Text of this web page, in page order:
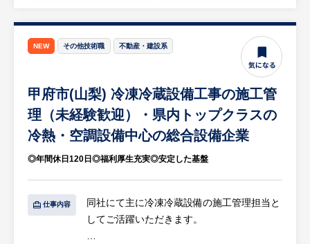
【HUREX求人担当コメント】
山梨県で冷凍・空調設備の設計施工から24時
間保守までを一括手掛ける地域密着型の総合
設備会社で、特許取得の遠隔監視システムな
ど独自DX技術を活かした高い保守対応力と
いう特徴があり、脱フロンや電気代高騰に対
応する省エネ提案で高い信頼を得ている点に
魅力がある企業です。年間休日120日あり社
員を大切にする風土が根付いているため福利
NEW その他技術職 不動産・建設系
甲府市(山梨) 冷凍冷蔵設備工事の施工管
理（未経験歓迎）・県内トップクラスの
冷熱・空調設備中心の総合設備企業
◎年間休日120日◎福利厚生充実◎安定した基盤
仕事内容
同社にて主に冷凍冷蔵設備の施工管理担当と
してご活躍いただきます。